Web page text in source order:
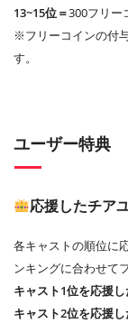
13~15位＝300フリー
※フリーコインの付
す。
ユーザー特典
応援したチア
各キャストの順位に
ンキングに合わせて
キャスト1位を応援
キャスト2位を応援